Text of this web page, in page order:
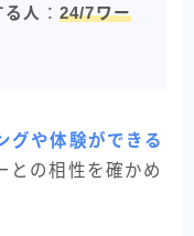
人 ： 24/7ワー
グや体験ができる
との相性を確かめ